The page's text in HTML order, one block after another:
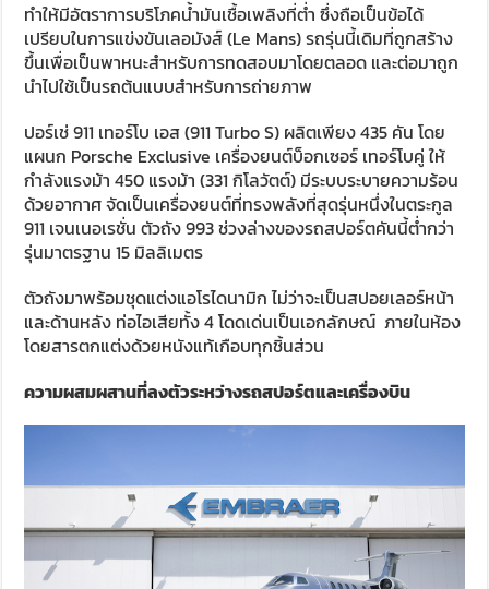
ทำให้มีอัตราการบริโภคน้ำมันเชื้อเพลิงที่ต่ำ ซึ่งถือเป็นข้อได้
เปรียบในการแข่งขันเลอมังส์ (Le Mans) รถรุ่นนี้เดิมที่ถูกสร้าง
ขึ้นเพื่อเป็นพาหนะสำหรับการทดสอบมาโดยตลอด และต่อมาถูก
นำไปใช้เป็นรถต้นแบบสำหรับการถ่ายภาพ
ปอร์เช่ 911 เทอร์โบ เอส (911 Turbo S) ผลิตเพียง 435 คัน โดย
แผนก Porsche Exclusive เครื่องยนต์บ็อกเซอร์ เทอร์โบคู่ ให้
กำลังแรงม้า 450 แรงม้า (331 กิโลวัตต์) มีระบบระบายความร้อน
ด้วยอากาศ จัดเป็นเครื่องยนต์ที่ทรงพลังที่สุดรุ่นหนึ่งในตระกูล
911 เจนเนอเรชั่น ตัวถัง 993 ช่วงล่างของรถสปอร์ตคันนี้ต่ำกว่า
รุ่นมาตรฐาน 15 มิลลิเมตร
ตัวถังมาพร้อมชุดแต่งแอโรไดนามิก ไม่ว่าจะเป็นสปอยเลอร์หน้า
และด้านหลัง ท่อไอเสียทั้ง 4 โดดเด่นเป็นเอกลักษณ์ ภายในห้อง
โดยสารตกแต่งด้วยหนังแท้เกือบทุกชิ้นส่วน
ความผสมผสานที่ลงตัวระหว่างรถสปอร์ตและเครื่องบิน